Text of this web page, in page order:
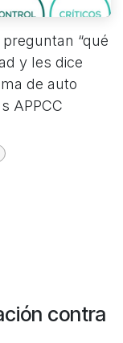
“qué
y les dice
de auto
APPCC
contra